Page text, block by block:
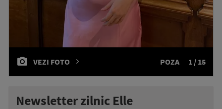
VEZI FOTO POZA 1 / 15
Newsletter zilnic Elle